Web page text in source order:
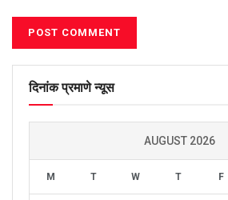
दिनांक प्रमाणे न्यूस
AUGUST 2026
M T W T F